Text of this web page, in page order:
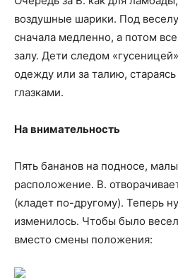
воздушные шарики. Под
сначала медленно, а потом
залу. Дети следом
одежду или за талию,
глазками.
На внимательность
Пять бананов на подносе,
расположение. В.
(кладет по-другому). Теперь
изменилось. Чтобы было
вместо смены положения: